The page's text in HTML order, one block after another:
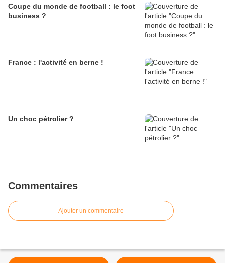
Coupe du monde de football : le foot
business ?
France : l'activité en berne !
Un choc pétrolier ?
Commentaires
Ajouter un commentaire